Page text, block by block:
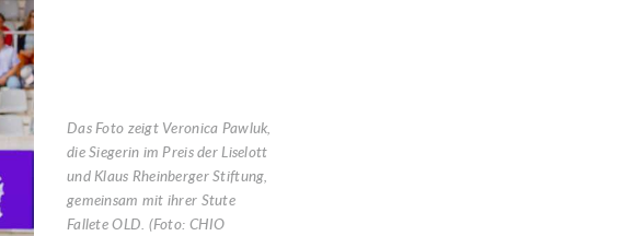
Das Foto zeigt Veronica Pawluk,
die Siegerin im Preis der Liselott
und Klaus Rheinberger Stiftung,
gemeinsam mit ihrer Stute
Fallete OLD. (Foto: CHIO